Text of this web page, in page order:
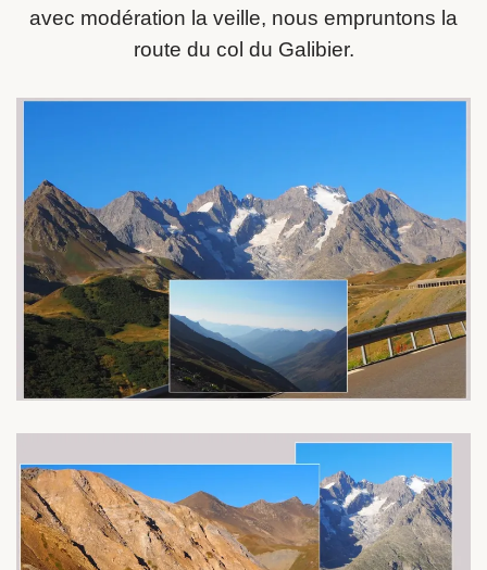
avec modération la veille, nous empruntons la
route du col du Galibier.